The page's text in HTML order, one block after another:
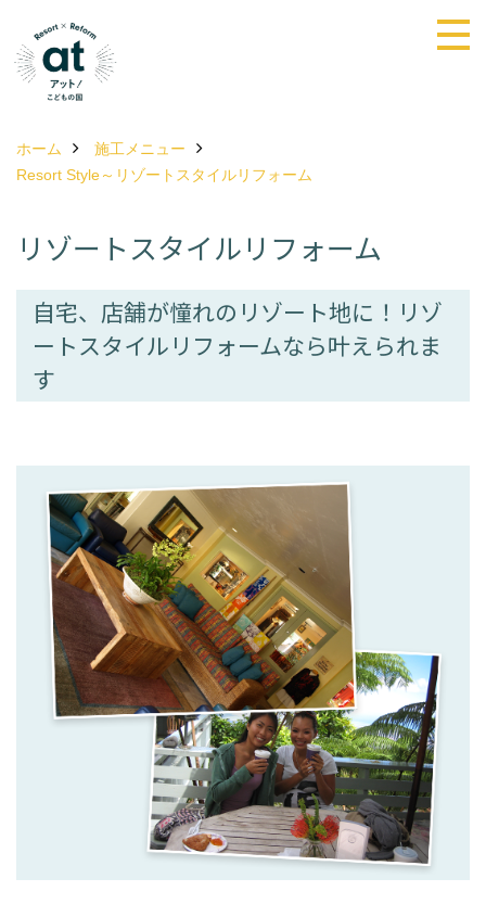
ホーム
施工メニュー
Resort Style～リゾートスタイルリフォーム
リゾートスタイルリフォーム
自宅、店舗が憧れのリゾート地に！リゾ
ートスタイルリフォームなら叶えられま
す